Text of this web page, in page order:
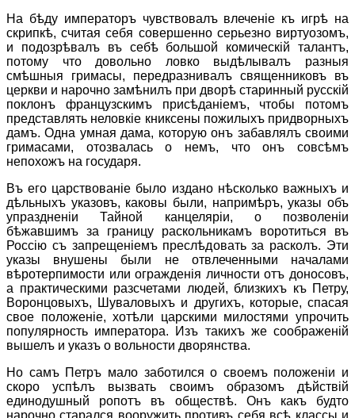
На бѣду императоръ чувствовалъ влеченiе къ игрѣ на
скрипкѣ, считая себя совершенно серьезно виртуозомъ,
и подозрѣвалъ въ себѣ большой комическiй талантъ,
потому что довольно ловко выдѣлывалъ разныя
смѣшныя гримасы, передразнивалъ священниковъ въ
церкви и нарочно замѣнилъ при дворѣ старинный русскiй
поклонъ французскимъ присѣданiемъ, чтобы потомъ
представлять неловкiе книксены пожилыхъ придворныхъ
дамъ. Одна умная дама, которую онъ забавлялъ своими
гримасами, отозвалась о немъ, что онъ совсѣмъ
непохожъ на государя.
Въ его царствованiе было издано нѣсколько важныхъ и
дѣльныхъ указовъ, каковы были, напримѣръ, указы объ
упраздненiи Тайной канцелярiи, о позволенiи
бѣжавшимъ за границу раскольникамъ воротиться въ
Россiю съ запрещенiемъ преслѣдовать за расколъ. Эти
указы внушены были не отвлеченными началами
вѣротерпимости или огражденiя личности отъ доносовъ,
а практическими разсчетами людей, близкихъ къ Петру,
Воронцовыхъ, Шуваловыхъ и другихъ, которые, спасая
свое положенiе, хотѣли царскими милостями упрочить
популярность императора. Изъ такихъ же соображенiй
вышелъ и указъ о вольности дворянства.
Но самъ Петръ мало заботился о своемъ положенiи и
скоро успѣлъ вызвать своимъ образомъ дѣйствiй
единодушный ропотъ въ обществѣ. Онъ какъ будто
нарочно старался вооружить противъ себя всѣ классы и